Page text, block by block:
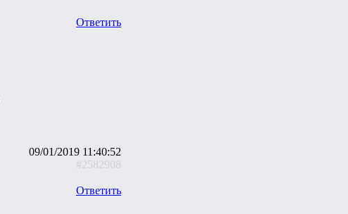
Ответить
09/01/2019 11:40:52
#2582908
Ответить